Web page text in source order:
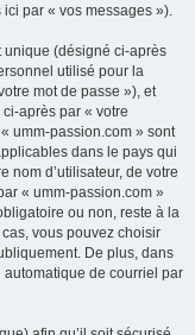
ici par « vos messages »).
unique (désigné ci-après
utilisé pour la
mot de passe »), et
après par « votre
umm-passion.com » sont
dans le pays qui
nom d’utilisateur, de votre
« umm-passion.com »
ou non, reste à la
vous pouvez choisir
De plus, dans
automatique de courriel par